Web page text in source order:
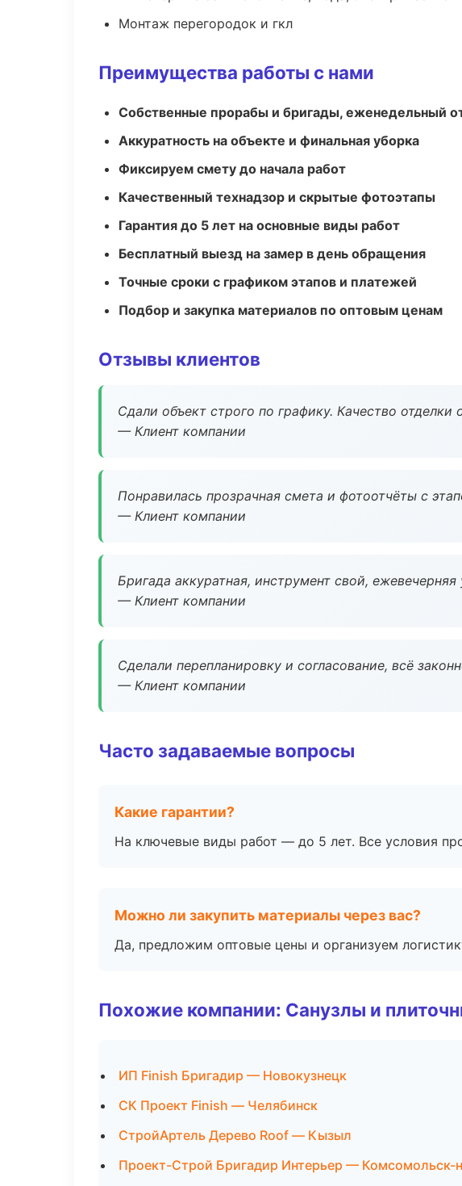
Монтаж перегородок и гкл
Преимущества работы с нами
Собственные прорабы и бригады, еженедельный
Аккуратность на объекте и финальная уборка
Фиксируем смету до начала работ
Качественный технадзор и скрытые фотоэтапы
Гарантия до 5 лет на основные виды работ
Бесплатный выезд на замер в день обращения
Точные сроки с графиком этапов и платежей
Подбор и закупка материалов по оптовым ценам
Отзывы клиентов
Сдали объект строго по графику. Качество
— Клиент компании
Понравилась прозрачная смета и фотоотчёты с
— Клиент компании
Бригада аккуратная, инструмент свой, ежевечерняя
— Клиент компании
Сделали перепланировку и согласование, всё
— Клиент компании
Часто задаваемые вопросы
Какие гарантии?
На ключевые виды работ — до 5 лет. Все условия
Можно ли закупить материалы через вас?
Да, предложим оптовые цены и организуем
Похожие компании: Санузлы и
ИП Finish Бригадир — Новокузнецк
СК Проект Finish — Челябинск
СтройАртель Дерево Roof — Кызыл
Проект-Строй Бригадир Интерьер — Комсомольск-